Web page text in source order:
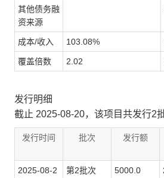
其他债务融
资来源
成本/收入 103.08%
覆盖倍数 2.02
发行明细
截止 2025-08-20，该项目共发行2
发行时间 批次 发行额
2025-08-2
第2批次 5000.0